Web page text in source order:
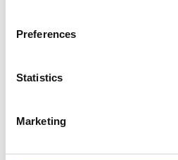
Preferences
Statistics
Marketing
Ano 2011 schiera un